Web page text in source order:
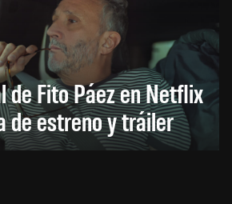
de Fito Páez en Netflix
de estreno y tráiler